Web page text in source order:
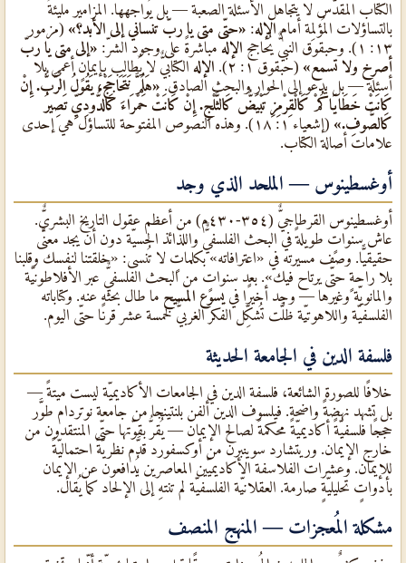
الكتاب المقدَّس لا يتجاهل الأسئلة الصعبة — بل يُواجهها. المزامير مليئةٌ
بالتساؤلات المُؤلِمة أمامالإله: «حتّى متى يا ربّ تنساني إلى الأبد؟» (مزمور
١٣: ١). وحبقوق النبيٌّ يُحاجج
الإله مباشرةً على وجود الشرّ: «إلى متى يا ربّ
أصرخ ولا تسمع» (حبقوق ١: ٢). الإله الكتابيٌّ لا يُطالب بإيمانٍ أعمى بلا
أسئلة — بل يدعو إلى الحوار والبحث الصادق. «هَلُمَّ نَتَحَاجَجْ، يَقُولُ الرَّبُّ. إِنْ
كَانَتْ خَطَايَاكُمْ كَالْقِرْمِزِ تَبْيَضُّ كَالثَّلْجِ. إِنْ كَانَتْ حَمْرَاءَ كَالدُّودِيِّ تَصِيرُ
كَالصُّوفِ.»
(إشعياء ١: ١٨). وهذه النصوص المفتوحة للتساؤل هي إحدى
علامات أصالة الكتاب.
أوغسطينوس — الملحد الذي وجد
أوغسطينوس القرطاجيٌّ (٣٥٤-٤٣٠م) من أعظم عقول التاريخ البشريٌّ.
عاش سنواتٍ طويلةً في البحث الفلسفيٌّ واللذائذ الحسيّة دون أن يجد معنًى
حقيقيًّا. وصف مسيرته في «اعترافاته» بكلماتٍ لا تُنسى: «خلقتنا لنفسك وقلبنا
بلا راحةٍ حتّى يرتاح فيك». بعد سنواتٍ من البحث الفلسفيٌّ عبر الأفلاطونيّة
والمانويّة وغيرها — وجد أخيرًا في يسوع المسيح ما طال بحثه عنه. وكتاباته
الفلسفيّة واللاهوتيّة ظلَّت تُشكِّل الفكر الغربيٌّ لخمسة عشر قرنًا حتّى اليوم.
فلسفة الدين في الجامعة الحديثة
خلافًا للصورة الشائعة، فلسفة الدين في الجامعات الأكاديميّة ليست ميتةً —
بل تشهد نهضةً واضحة. فيلسوف الدين ألفن بلنتينجا من جامعة نوتردام طوَّر
حججًا فلسفيّةً أكاديميّةً محكمةً لصالح الإيمان — يُقرُّ بقوّتها حتّى المنتقدون من
خارج الإيمان. وريتشارد سوينبرن من أوكسفورد قدَّم نظريّةً احتماليّةً
للإيمان. وعشرات الفلاسفة الأكاديميّين المعاصرين يُدافعون عن الإيمان
بأدواتٍ تحليليّةٍ صارمة. العقلانيّة الفلسفيّة لم تنتهِ إلى الإلحاد كما يُقال.
مشكلة المُعجزات — المنهج المنصف